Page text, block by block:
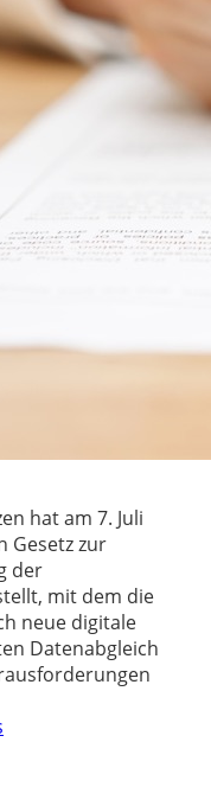
hat am 7. Juli
Gesetz zur
der
mit dem die
neue digitale
Datenabgleich